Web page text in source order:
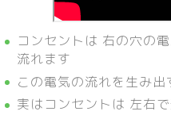
コンセントは 右の穴の
流れます
この電気の流れを生み
実はコンセントは 左右